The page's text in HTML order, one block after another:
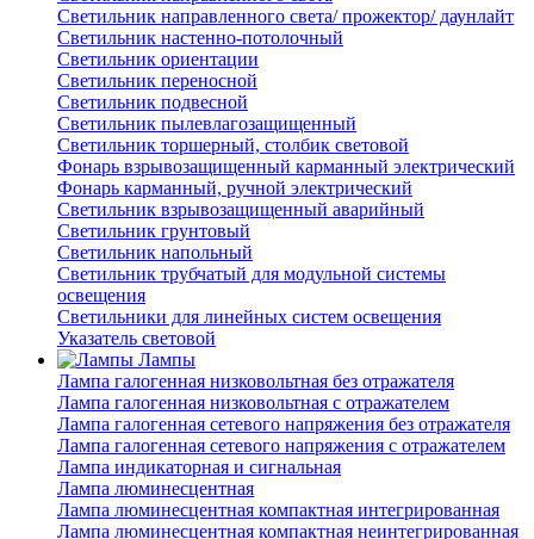
Светильник направленного света/ прожектор/ даунлайт
Светильник настенно-потолочный
Светильник ориентации
Светильник переносной
Светильник подвесной
Светильник пылевлагозащищенный
Светильник торшерный, столбик световой
Фонарь взрывозащищенный карманный электрический
Фонарь карманный, ручной электрический
Светильник взрывозащищенный аварийный
Светильник грунтовый
Светильник напольный
Светильник трубчатый для модульной системы
освещения
Светильники для линейных систем освещения
Указатель световой
Лампы
Лампа галогенная низковольтная без отражателя
Лампа галогенная низковольтная с отражателем
Лампа галогенная сетевого напряжения без отражателя
Лампа галогенная сетевого напряжения с отражателем
Лампа индикаторная и сигнальная
Лампа люминесцентная
Лампа люминесцентная компактная интегрированная
Лампа люминесцентная компактная неинтегрированная